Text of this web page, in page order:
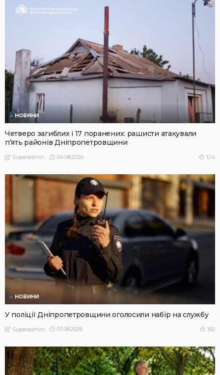
НОВИНИ
Четверо загиблих і 17 поранених: рашисти атакували
п’ять районів Дніпропетровщини
Superadmin 04.08.2026 124
НОВИНИ
У поліції Дніпропетровщини оголосили набір на службу
Superadmin 03.08.2026 150